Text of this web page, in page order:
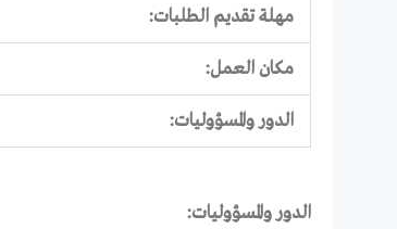
مهلة تقديم الطلبات:
مكان العمل:
الدور والمسؤوليات:
الدور والمسؤوليات: